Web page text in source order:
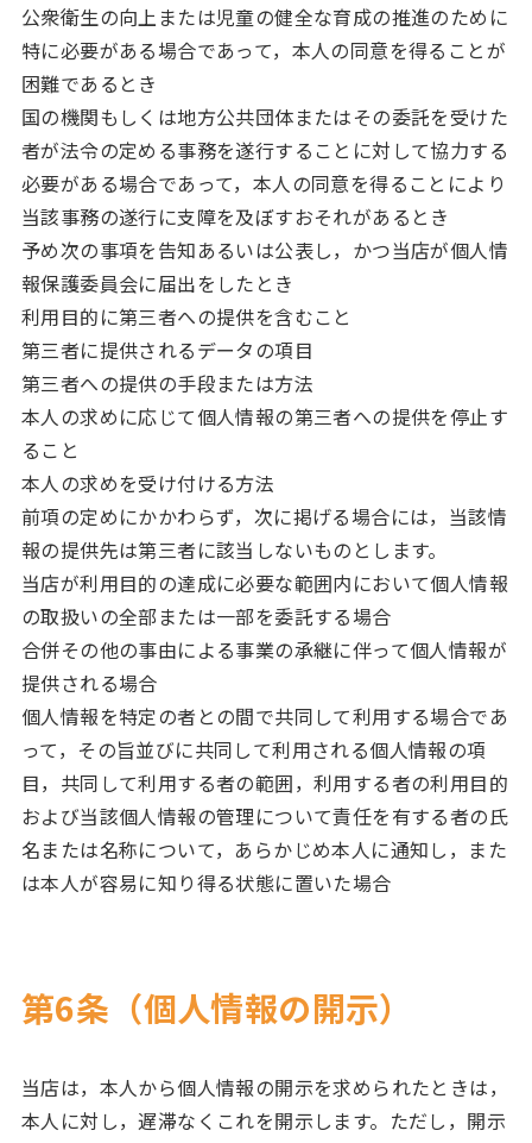
公衆衛生の向上または児童の健全な育成の推進のために
特に必要がある場合であって，本人の同意を得ることが
困難であるとき
国の機関もしくは地方公共団体またはその委託を受けた
者が法令の定める事務を遂行することに対して協力する
必要がある場合であって，本人の同意を得ることにより
当該事務の遂行に支障を及ぼすおそれがあるとき
予め次の事項を告知あるいは公表し，かつ当店が個人情
報保護委員会に届出をしたとき
利用目的に第三者への提供を含むこと
第三者に提供されるデータの項目
第三者への提供の手段または方法
本人の求めに応じて個人情報の第三者への提供を停止す
ること
本人の求めを受け付ける方法
前項の定めにかかわらず，次に掲げる場合には，当該情
報の提供先は第三者に該当しないものとします。
当店が利用目的の達成に必要な範囲内において個人情報
の取扱いの全部または一部を委託する場合
合併その他の事由による事業の承継に伴って個人情報が
提供される場合
個人情報を特定の者との間で共同して利用する場合であ
って，その旨並びに共同して利用される個人情報の項
目，共同して利用する者の範囲，利用する者の利用目的
および当該個人情報の管理について責任を有する者の氏
名または名称について，あらかじめ本人に通知し，また
は本人が容易に知り得る状態に置いた場合
第6条（個人情報の開示）
当店は，本人から個人情報の開示を求められたときは，
本人に対し，遅滞なくこれを開示します。ただし，開示